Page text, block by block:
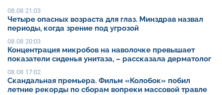
08.08 21:03
Четыре опасных возраста для глаз. Минздрав назвал
периоды, когда зрение под угрозой
08.08 20:03
Концентрация микробов на наволочке превышает
показатели сиденья унитаза, – рассказала дерматолог
08.08 17:02
Скандальная премьера. Фильм «Колобок» побил
летние рекорды по сборам вопреки массовой травле